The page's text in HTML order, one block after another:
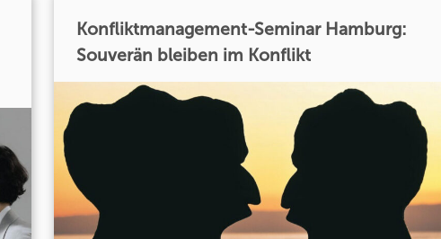
Konfliktmanagement-Seminar Hamburg:
Souverän bleiben im Konflikt